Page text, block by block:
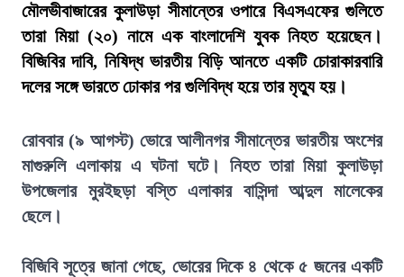
মৌলভীবাজারের কুলাউড়া সীমান্তের ওপারে বিএসএফের গুলিতে
তারা মিয়া (২০) নামে এক বাংলাদেশি যুবক নিহত হয়েছেন।
বিজিবির দাবি, নিষিদ্ধ ভারতীয় বিড়ি আনতে একটি চোরাকারবারি
দলের সঙ্গে ভারতে ঢোকার পর গুলিবিদ্ধ হয়ে তার মৃত্যু হয়।
রোববার (৯ আগস্ট) ভোরে আলীনগর সীমান্তের ভারতীয় অংশের
মাগুরুলি এলাকায় এ ঘটনা ঘটে। নিহত তারা মিয়া কুলাউড়া
উপজেলার মুরইছড়া বস্তি এলাকার বাসিন্দা আব্দুল মালেকের
ছেলে।
বিজিবি সূত্রে জানা গেছে, ভোরের দিকে ৪ থেকে ৫ জনের একটি